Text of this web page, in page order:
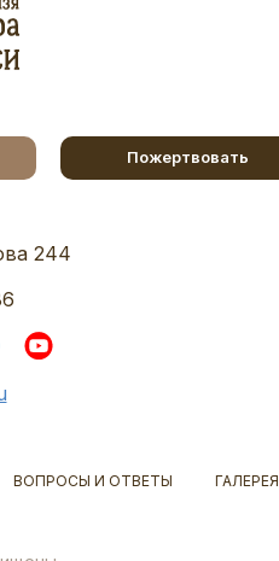
Пожертвовать
244
ВОПРОСЫ И ОТВЕТЫ ГАЛЕРЕЯ